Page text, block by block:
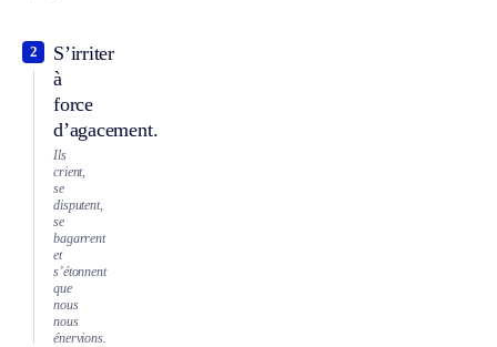
S’irriter
à
force
d’agacement.
2
Ils
crient,
se
disputent,
se
bagarrent
et
s’étonnent
que
nous
nous
énervions.